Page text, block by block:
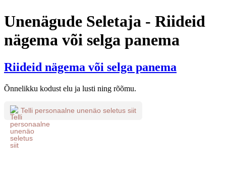
Unenägude Seletaja - Riideid
nägema või selga panema
Riideid nägema või selga panema
Õnnelikku kodust elu ja lusti ning rõõmu.
Telli personaalne unenäo seletus siit